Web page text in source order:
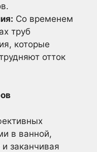
Со временем
труб
которые
отток
в ванной,
заканчивая